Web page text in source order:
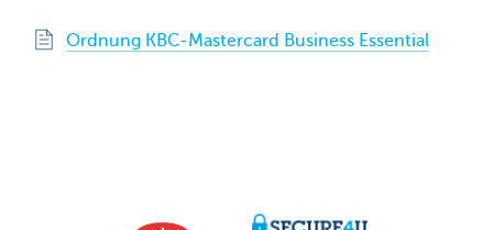
Ordnung KBC-Mastercard Business Essential